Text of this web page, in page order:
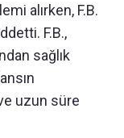
alırken, F.B.
F.B.,
sağlık
uzun süre